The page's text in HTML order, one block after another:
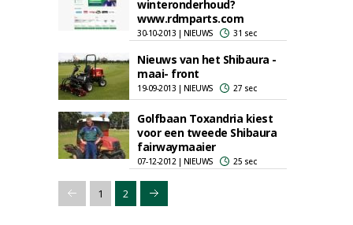
winteronderhoud?
www.rdmparts.com
30-10-2013 | NIEUWS 31 sec
Nieuws van het Shibaura -
maai- front
19-09-2013 | NIEUWS 27 sec
Golfbaan Toxandria kiest
voor een tweede Shibaura
fairwaymaaier
07-12-2012 | NIEUWS 25 sec
1 2